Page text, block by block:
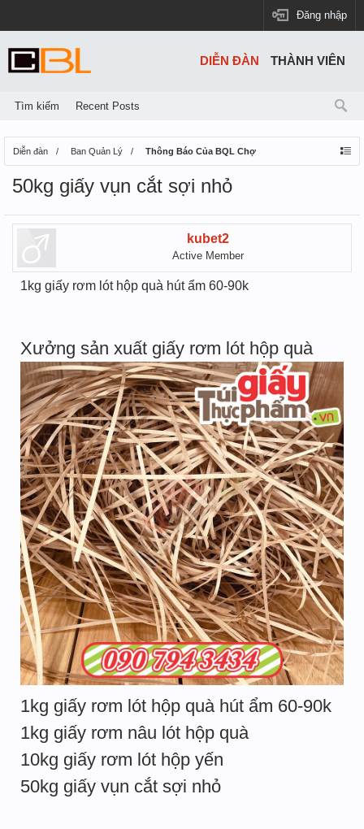
Đăng nhập
Diễn đàn Ban Quản Lý Thông Báo Của BQL Chợ
50kg giấy vụn cắt sợi nhỏ
kubet2
Active Member
1kg giấy rơm lót hộp quà hút ẩm 60-90k
Xưởng sản xuất giấy rơm lót hộp quà
1kg giấy rơm lót hộp quà hút ẩm 60-90k
1kg giấy rơm nâu lót hộp quà
10kg giấy rơm lót hộp yến
50kg giấy vụn cắt sợi nhỏ
DIỄN ĐÀN
Tìm kiếm Recent Posts
THÀNH VIÊN